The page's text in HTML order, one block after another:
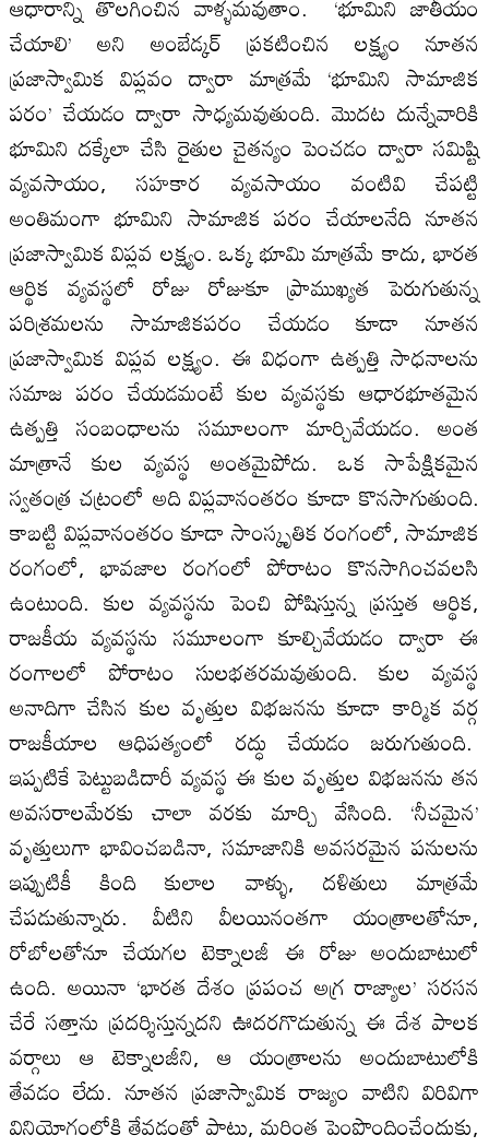
చేయాలి’ అని అంబేడ్కర్ ప్రకటించిన లక్ష్యం నూతన
ప్రజాస్వామిక విప్లవం ద్వారా మాత్రమే ‘భూమిని సామాజిక
పరం’ చేయడం ద్వారా సాధ్యమవుతుంది. మొదట దున్నేవారికి
భూమిని దక్కేలా చేసి రైతుల చైతన్యం పెంచడం ద్వారా సమిష్టి
వ్యవసాయం, సహకార వ్యవసాయం వంటివి చేపట్టి
అంతిమంగా భూమిని సామాజిక పరం చేయాలనేది నూతన
ప్రజాస్వామిక విప్లవ లక్ష్యం. ఒక్క భూమి మాత్రమే కాదు, భారత
ఆర్థిక వ్యవస్థలో రోజు రోజుకూ ప్రాముఖ్యత పెరుగుతున్న
పరిశ్రమలను సామాజికపరం చేయడం కూడా నూతన
ప్రజాస్వామిక విప్లవ లక్ష్యం. ఈ విధంగా ఉత్పత్తి సాధనాలను
సమాజ పరం చేయడమంటే కుల వ్యవస్థకు ఆధారభూతమైన
ఉత్పత్తి సంబంధాలను సమూలంగా మార్చివేయడం. అంత
మాత్రానే కుల వ్యవస్థ అంతమైపోదు. ఒక సాపేక్షికమైన
స్వతంత్ర చట్రంలో అది విప్లవానంతరం కూడా కొనసాగుతుంది.
కాబట్టి విప్లవానంతరం కూడా సాంస్కృతిక రంగంలో, సామాజిక
రంగంలో, భావజాల రంగంలో పోరాటం కొనసాగించవలసి
ఉంటుంది. కుల వ్యవస్థను పెంచి పోషిస్తున్న ప్రస్తుత ఆర్థిక,
రాజకీయ వ్యవస్థను సమూలంగా కూల్చివేయడం ద్వారా ఈ
రంగాలలో పోరాటం సులభతరమవుతుంది. కుల వ్యవస్థ
అనాదిగా చేసిన కుల వృత్తుల విభజనను కూడా కార్మిక వర్గ
రాజకీయాల ఆధిపత్యంలో రద్ధు చేయడం జరుగుతుంది.
ఇప్పటికే పెట్టుబడిదారీ వ్యవస్థ ఈ కుల వృత్తుల విభజనను తన
అవసరాలమేరకు చాలా వరకు మార్చి వేసింది. ‘నీచమైన’
వృత్తులుగా భావించబడినా, సమాజానికి అవసరమైన పనులను
ఇప్పుటికీ కింది కులాల వాళ్ళు, దళితులు మాత్రమే
చేపడుతున్నారు. వీటిని వీలయినంతగా యంత్రాలతోనూ,
రోబోలతోనూ చేయగల టెక్నాలజీ ఈ రోజు అందుబాటులో
ఉంది. అయినా ‘భారత దేశం ప్రపంచ అగ్ర రాజ్యాల’ సరసన
చేరే సత్తాను ప్రదర్శిస్తున్నదని ఊదరగొడుతున్న ఈ దేశ పాలక
వర్గాలు ఆ టెక్నాలజీని, ఆ యంత్రాలను అందుబాటులోకి
తేవడం లేదు. నూతన ప్రజాస్వామిక రాజ్యం వాటిని విరివిగా
వినియోగంలోకి తేవడంతో పాటు, మరింత పెంపొందించేందుకు,